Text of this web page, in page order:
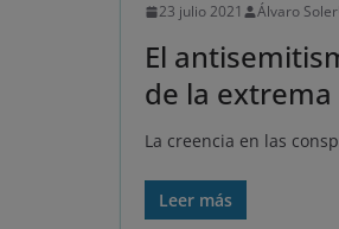
23 julio 2021 Álvaro Soler
El
de la
La creencia en las
Leer más